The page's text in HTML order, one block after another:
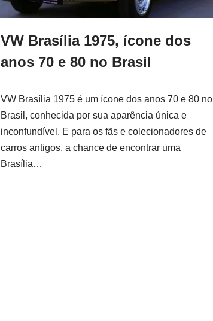
VW Brasília 1975, ícone dos
anos 70 e 80 no Brasil
VW Brasília 1975 é um ícone dos anos 70 e 80 no
Brasil, conhecida por sua aparência única e
inconfundível. E para os fãs e colecionadores de
carros antigos, a chance de encontrar uma
Brasília…